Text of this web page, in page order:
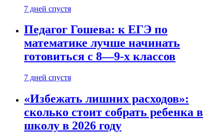
7 дней спустя
Педагог Гошева: к ЕГЭ по
математике лучше начинать
готовиться с 8—9-х классов
7 дней спустя
«Избежать лишних расходов»:
сколько стоит собрать ребенка в
школу в 2026 году